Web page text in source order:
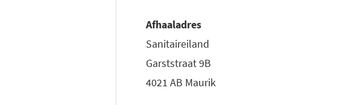
Afhaaladres
Sanitaireiland
Garststraat 9B
4021 AB Maurik